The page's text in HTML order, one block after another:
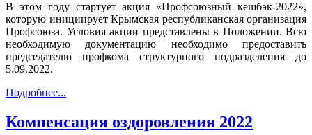
В этом году стартует акция «Профсоюзный кешбэк-2022»,
которую инициирует Крымская республиканская организация
Профсоюза. Условия акции представлены в Положении. Всю
необходимую документацию необходимо предоставить
председателю профкома структурного подразделения до
5.09.2022.
Подробнее...
Компенсация оздоровления 2022